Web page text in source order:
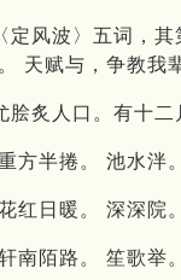
风波〉五词，
天赋与，争教我
炙人口。有十
方半捲。 池水
红日暖。 深深
南陌路。 笙歌